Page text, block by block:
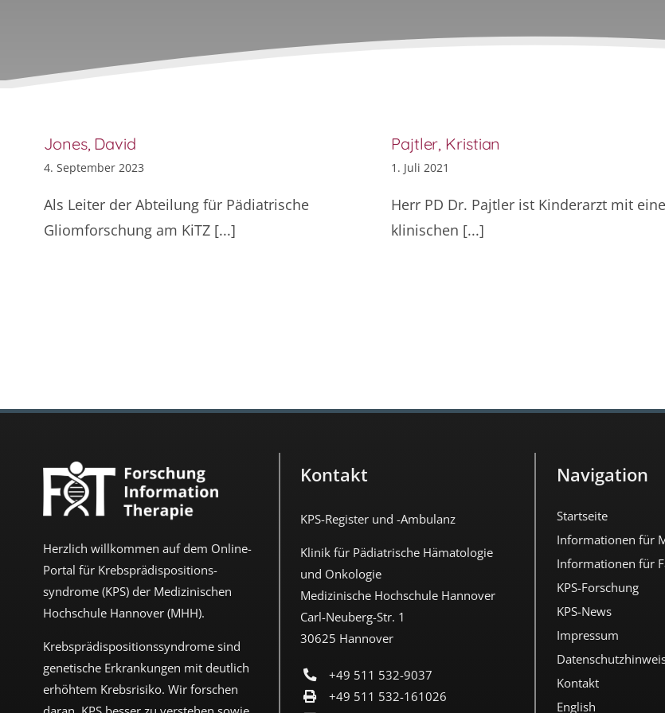
Jones, David
4. September 2023
Als Leiter der Abteilung für Pädiatrische
Gliomforschung am KiTZ [...]
Pajtler, Kristian
1. Juli 2021
Herr PD Dr. Pajtler ist Kinderarzt mit
klinischen [...]
Herzlich willkommen auf dem Online-
Portal für Krebs­prädispositions­
syndrome (KPS) der Medizinischen
Hochschule Hannover (MHH).
Krebs­prädispositions­syndrome sind
genetische Erkrankungen mit deutlich
erhöhtem Krebs­risiko. Wir forschen
Kontakt
KPS-Register und -Ambulanz
Klinik für Pädiatrische Hämatologie
und Onkologie
Medizinische Hochschule Hannover
Carl-Neuberg-Str. 1
30625 Hannover
+49 511 532-9037
+49 511 532-161026
Navigation
Startseite
Informationen für
Informationen für
KPS-Forschung
KPS-News
Impressum
Kontakt
English